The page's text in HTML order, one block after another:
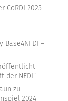
CoRDI 2025
Base4NFDI –
der NFDI“
zu
2024